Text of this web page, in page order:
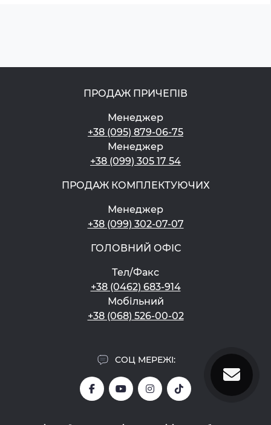
ПРОДАЖ ПРИЧЕПІВ
Менеджер
+38 (095) 879-06-75
Менеджер
+38 (099) 305 17 54
ПРОДАЖ КОМПЛЕКТУЮЧИХ
Менеджер
+38 (099) 302-07-07
ГОЛОВНИЙ ОФІС
Тел/Факс
+38 (0462) 683-914
Мобільний
+38 (068) 526-00-02
СОЦ МЕРЕЖІ: